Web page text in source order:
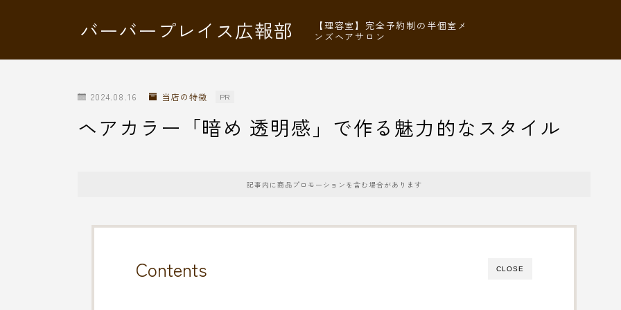
バーバープレイス広報部
【理容室】完全予約制の半個室メ
ンズヘアサロン
2024.08.16 当店の特徴 PR
ヘアカラー「暗め 透明感」で作る魅力的なスタイル
記事内に商品プロモーションを含む場合があります
CLOSE
Contents